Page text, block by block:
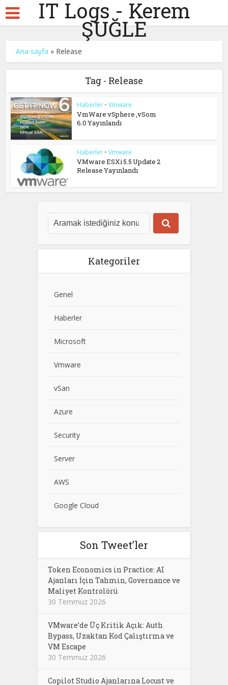
IT Logs - Kerem
ŞUĞLE
Ana sayfa » Release
Tag - Release
Haberler • Vmware
VmWare vSphere ,vSom
6.0 Yayınlandı
Haberler • Vmware
VMware ESXi 5.5 Update 2
Release Yayınlandı
Kategoriler
Genel
Haberler
Microsoft
Vmware
vSan
Azure
Security
Server
AWS
Google Cloud
Son Tweet’ler
Token Economics in Practice: AI
Ajanları İçin Tahmin, Governance ve
Maliyet Kontrolörü
30 Temmuz 2026
VMware’de Üç Kritik Açık: Auth
Bypass, Uzaktan Kod Çalıştırma ve
VM Escape
30 Temmuz 2026
Copilot Studio Ajanlarına Locust ve